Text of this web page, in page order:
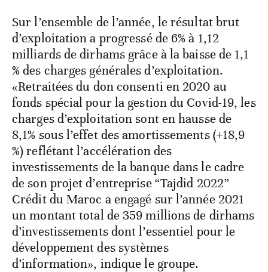
Sur l’ensemble de l’année, le résultat brut
d’exploitation a progressé de 6% à 1,12
milliards de dirhams grâce à la baisse de 1,1
% des charges générales d’exploitation.
«Retraitées du don consenti en 2020 au
fonds spécial pour la gestion du Covid-19, les
charges d’exploitation sont en hausse de
8,1% sous l’effet des amortissements (+18,9
%) reflétant l’accélération des
investissements de la banque dans le cadre
de son projet d’entreprise “Tajdid 2022”
Crédit du Maroc a engagé sur l’année 2021
un montant total de 359 millions de dirhams
d’investissements dont l’essentiel pour le
développement des systèmes
d’information», indique le groupe.